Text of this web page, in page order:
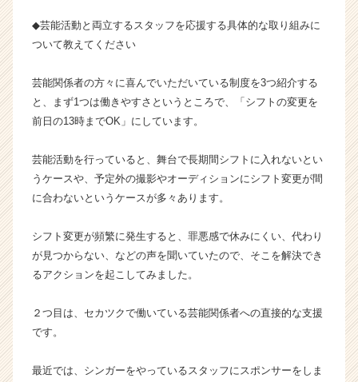
ウ
ト
届
く
就
活
イ
ト
チ
キ
リ
ア
h
◆芸能活動と両立するスタッフを応援する具体的な取り組みに
ついて教えてください
芸能関係者の方々に喜んでいただいている制度を3つ紹介する
と、まず1つは働きやすさというところで、「シフトの変更を
前日の13時までOK」にしています。
芸能活動を行っていると、舞台で長期間シフトに入れないとい
うケースや、予定外の撮影やオーディションにシフト変更が間
に合わないというケースが多々あります。
シフト変更が頻繁に発生すると、罪悪感で休みにくい、代わり
が見つからない、などの声を聞いていたので、そこを解決でき
るアクションを起こしてみました。
２つ目は、セカツクで働いている芸能関係者への直接的な支援
です。
最近では、シンガーをやっているスタッフにスポンサーをしま